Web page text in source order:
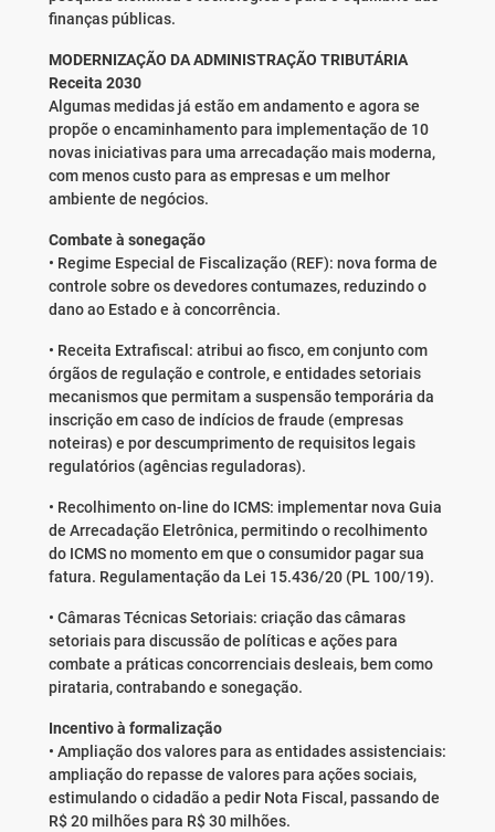
finanças públicas.
MODERNIZAÇÃO DA ADMINISTRAÇÃO TRIBUTÁRIA
Receita 2030
Algumas medidas já estão em andamento e agora se
propõe o encaminhamento para implementação de 10
novas iniciativas para uma arrecadação mais moderna,
com menos custo para as empresas e um melhor
ambiente de negócios.
Combate à sonegação
• Regime Especial de Fiscalização (REF): nova forma de
controle sobre os devedores contumazes, reduzindo o
dano ao Estado e à concorrência.
• Receita Extrafiscal: atribui ao fisco, em conjunto com
órgãos de regulação e controle, e entidades setoriais
mecanismos que permitam a suspensão temporária da
inscrição em caso de indícios de fraude (empresas
noteiras) e por descumprimento de requisitos legais
regulatórios (agências reguladoras).
• Recolhimento on-line do ICMS: implementar nova Guia
de Arrecadação Eletrônica, permitindo o recolhimento
do ICMS no momento em que o consumidor pagar sua
fatura. Regulamentação da Lei 15.436/20 (PL 100/19).
• Câmaras Técnicas Setoriais: criação das câmaras
setoriais para discussão de políticas e ações para
combate a práticas concorrenciais desleais, bem como
pirataria, contrabando e sonegação.
Incentivo à formalização
• Ampliação dos valores para as entidades assistenciais:
ampliação do repasse de valores para ações sociais,
estimulando o cidadão a pedir Nota Fiscal, passando de
R$ 20 milhões para R$ 30 milhões.